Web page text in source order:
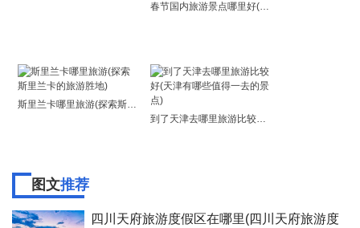
春节国内旅游景点哪里好(国内最值得去的春节旅游景点TOP6)
斯里兰卡哪里旅游(探索斯里兰卡的旅游胜地)
到了天津去哪里旅游比较好(天津有哪些值得一去的景点)
图文推荐
四川天府旅游度假区在哪里(四川天府旅游度